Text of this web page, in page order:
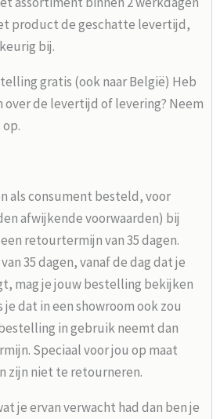
product de geschatte levertijd,
bij.
gratis (ook naar België) Heb
over de levertijd of levering? Neem
als consument besteld, voor
afwijkende voorwaarden) bij
retourtermijn van 35 dagen.
35 dagen, vanaf de dag dat je
mag je jouw bestelling bekijken
dat in een showroom ook zou
in gebruik neemt dan
Speciaal voor jou op maat
zijn niet te retourneren.
je ervan verwacht had dan ben je